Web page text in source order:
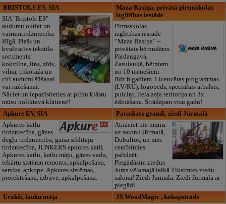
BRISTOLS ES, SIA
SIA "Bristols ES"
audumu outlet un
vairumtirdzniecība
Rīgā. Plašs un
kvalitatīvs tekstila
sortiments:
kokvilna, lins, zīds,
vilna, trikotāža un
citi audumi šūšanai
vai ražošanai.
Nāciet un iepazīstieties ar pilnu klāstu
mūsu noliktavā klātienē!
Maza Rasiņa, privātā pirmsskolas
izglītības iestāde
Pirmsskolas
izglītības iestāde
“Maza Rasiņa” –
privātais bērnudārzs
Pārdaugavā,
Zasulaukā, bērniem
no 10 mēnešiem
līdz 6 gadiem. Licencētas programmas
(LV/RU), logopēds, speciālais atbalsts,
pulciņi, liela zaļa teritorija un 3x
ēdināšana. Strādājam visu gadu!
Apkure EV, SIA
Apkures katlu
tirdzniecība, gāzes
degļu tirdzniecība, gaisa sildītāju
tirdzniecība, JUNKERS apkures katli.
Apkures katlu, katlu māju, gāzes vadu,
iekārtu sistēmu remonts, apkalpošana,
serviss, apkope. Apkures sistēmas,
projektēšana, izbūve, apkalpošana.
Paradīzes graudi, ziedi Jūrmalā
Atnāciet pie mums
uz salonu Jūrmalā,
Dubultos, un mēs
centīsimies
palīdzēt.
Piegādāsim ziedus
Jums vēlamajā laikā.Tiksimies ziedu
salonā! Ziedi Jūrmalā. Ziedi Jūrmalā ar
piegādi.
Urakši, lauku māja
JS WoodMagic , kokapstrāde